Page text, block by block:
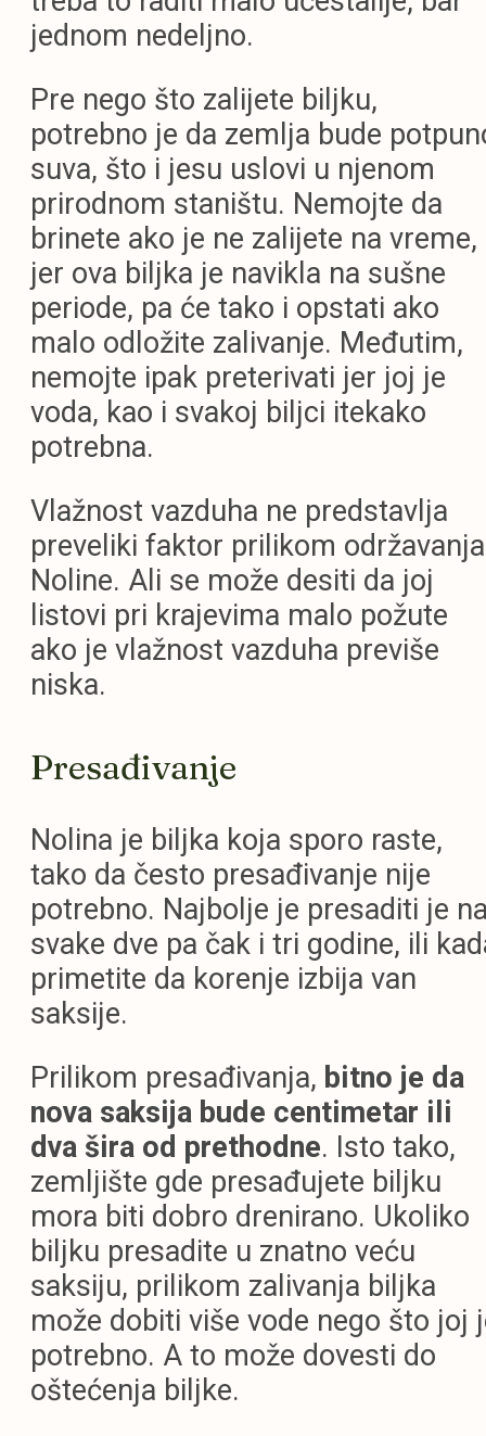
jednom nedeljno.
Pre nego što zalijete biljku,
potrebno je da zemlja bude
suva, što i jesu uslovi u njenom
prirodnom staništu. Nemojte da
brinete ako je ne zalijete na vreme,
jer ova biljka je navikla na sušne
periode, pa će tako i opstati ako
malo odložite zalivanje. Međutim,
nemojte ipak preterivati jer joj je
voda, kao i svakoj biljci itekako
potrebna.
Vlažnost vazduha ne predstavlja
preveliki faktor prilikom održavanja
Noline. Ali se može desiti da joj
listovi pri krajevima malo požute
ako je vlažnost vazduha previše
niska.
Presađivanje
Nolina je biljka koja sporo raste,
tako da često presađivanje nije
potrebno. Najbolje je presaditi je
svake dve pa čak i tri godine, ili
primetite da korenje izbija van
saksije.
Prilikom presađivanja, bitno je da
nova saksija bude centimetar ili
dva šira od prethodne. Isto tako,
zemljište gde presađujete biljku
mora biti dobro drenirano. Ukoliko
biljku presadite u znatno veću
saksiju, prilikom zalivanja biljka
može dobiti više vode nego što joj
potrebno. A to može dovesti do
oštećenja biljke.